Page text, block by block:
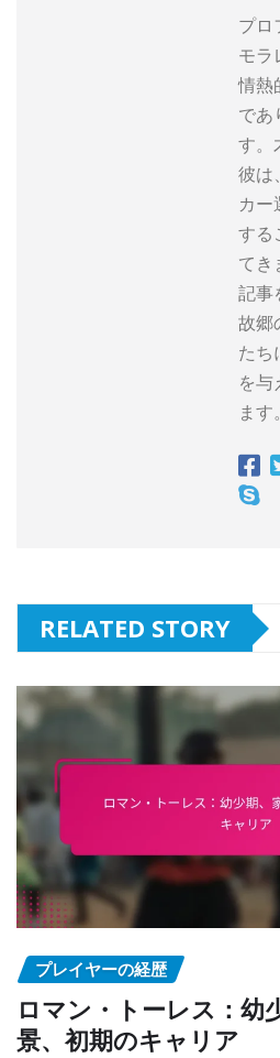
プロ
モラ
情熱
であ
す。
彼は
カー
する
てき
記事
故郷
たち
を与
ます。
RELATED STORY
プレイヤーの経歴
ロマン・トーレス：幼
景、初期のキャリア